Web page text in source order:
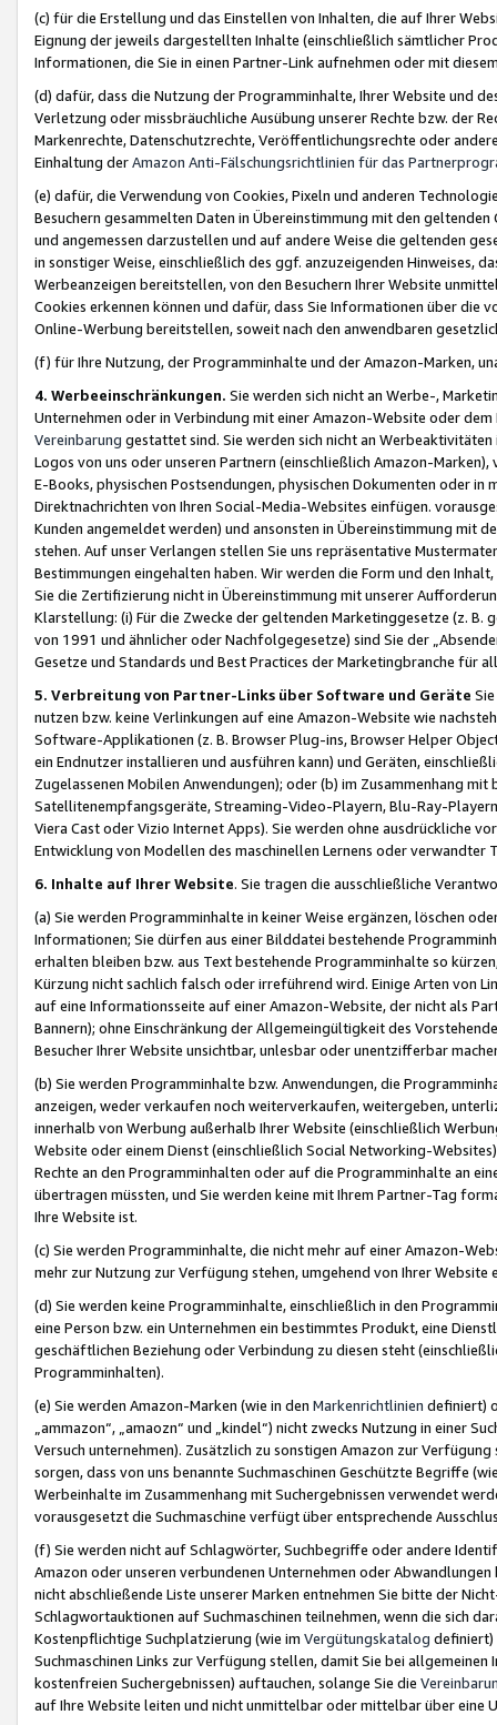
(c) für die Erstellung und das Einstellen von Inhalten, die auf Ihrer
Eignung der jeweils dargestellten Inhalte (einschließlich sämtlicher
Informationen, die Sie in einen Partner-Link aufnehmen oder mit
(d) dafür, dass die Nutzung der Programminhalte, Ihrer Website und
Verletzung oder missbräuchliche Ausübung unserer Rechte bzw. der
Markenrechte, Datenschutzrechte, Veröffentlichungsrechte oder
Einhaltung derAmazon Anti-Fälschungsrichtlinien für das
(e) dafür, die Verwendung von Cookies, Pixeln und anderen
Besuchern gesammelten Daten in Übereinstimmung mit den
und angemessen darzustellen und auf andere Weise die geltenden
in sonstiger Weise, einschließlich des ggf. anzuzeigenden Hinweises,
Werbeanzeigen bereitstellen, von den Besuchern Ihrer Website
Cookies erkennen können und dafür, dass Sie Informationen über die
Online-Werbung bereitstellen, soweit nach den anwendbaren
(f) für Ihre Nutzung, der Programminhalte und der Amazon-Marken,
4. Werbeeinschränkungen. Sie werden sich nicht an Werbe-,
Unternehmen oder in Verbindung mit einer Amazon-Website oder
Vereinbarung gestattet sind. Sie werden sich nicht an
Logos von uns oder unseren Partnern (einschließlich Amazon-
E-Books, physischen Postsendungen, physischen Dokumenten oder in
Direktnachrichten von Ihren Social-Media-Websites einfügen.
Kunden angemeldet werden) und ansonsten in Übereinstimmung mit
stehen. Auf unser Verlangen stellen Sie uns repräsentative
Bestimmungen eingehalten haben. Wir werden die Form und den
Sie die Zertifizierung nicht in Übereinstimmung mit unserer
Klarstellung: (i) Für die Zwecke der geltenden Marketinggesetze (z. B.
von 1991 und ähnlicher oder Nachfolgegesetze) sind Sie der
Gesetze und Standards und Best Practices der Marketingbranche für
5. Verbreitung von Partner-Links über Software und Geräte
nutzen bzw. keine Verlinkungen auf eine Amazon-Website wie
Software-Applikationen (z. B. Browser Plug-ins, Browser Helper
ein Endnutzer installieren und ausführen kann) und Geräten,
Zugelassenen Mobilen Anwendungen); oder (b) im Zusammenhang
Satellitenempfangsgeräte, Streaming-Video-Playern, Blu-Ray-
Viera Cast oder Vizio Internet Apps). Sie werden ohne ausdrückliche
Entwicklung von Modellen des maschinellen Lernens oder
6. Inhalte auf Ihrer Website. Sie tragen die ausschließliche
(a) Sie werden Programminhalte in keiner Weise ergänzen, löschen
Informationen; Sie dürfen aus einer Bilddatei bestehende
erhalten bleiben bzw. aus Text bestehende Programminhalte so
Kürzung nicht sachlich falsch oder irreführend wird. Einige Arten von
auf eine Informationsseite auf einer Amazon-Website, der nicht als
Bannern); ohne Einschränkung der Allgemeingültigkeit des
Besucher Ihrer Website unsichtbar, unlesbar oder unentzifferbar
(b) Sie werden Programminhalte bzw. Anwendungen, die
anzeigen, weder verkaufen noch weiterverkaufen, weitergeben,
innerhalb von Werbung außerhalb Ihrer Website (einschließlich
Website oder einem Dienst (einschließlich Social Networking-
Rechte an den Programminhalten oder auf die Programminhalte an
übertragen müssten, und Sie werden keine mit Ihrem Partner-Tag
Ihre Website ist.
(c) Sie werden Programminhalte, die nicht mehr auf einer Amazon-
mehr zur Nutzung zur Verfügung stehen, umgehend von Ihrer
(d) Sie werden keine Programminhalte, einschließlich in den
eine Person bzw. ein Unternehmen ein bestimmtes Produkt, eine
geschäftlichen Beziehung oder Verbindung zu diesen steht
Programminhalten).
(e) Sie werden Amazon-Marken (wie in den Markenrichtlinien definiert)
„ammazon“, „amaozn“ und „kindel“) nicht zwecks Nutzung in einer
Versuch unternehmen). Zusätzlich zu sonstigen Amazon zur
sorgen, dass von uns benannte Suchmaschinen Geschützte Begriffe
Werbeinhalte im Zusammenhang mit Suchergebnissen verwendet
vorausgesetzt die Suchmaschine verfügt über entsprechende
(f) Sie werden nicht auf Schlagwörter, Suchbegriffe oder andere
Amazon oder unseren verbundenen Unternehmen oder
nicht abschließende Liste unserer Marken entnehmen Sie bitte der
Schlagwortauktionen auf Suchmaschinen teilnehmen, wenn die sich
Kostenpflichtige Suchplatzierung (wie im Vergütungskatalog definiert)
Suchmaschinen Links zur Verfügung stellen, damit Sie bei
kostenfreien Suchergebnissen) auftauchen, solange Sie die
auf Ihre Website leiten und nicht unmittelbar oder mittelbar über eine